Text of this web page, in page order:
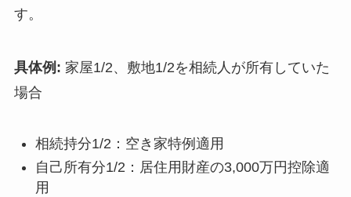
す。
具体例: 家屋1/2、敷地1/2を相続人が所有していた
場合
相続持分1/2：空き家特例適用
自己所有分1/2：居住用財産の3,000万円控除適
用